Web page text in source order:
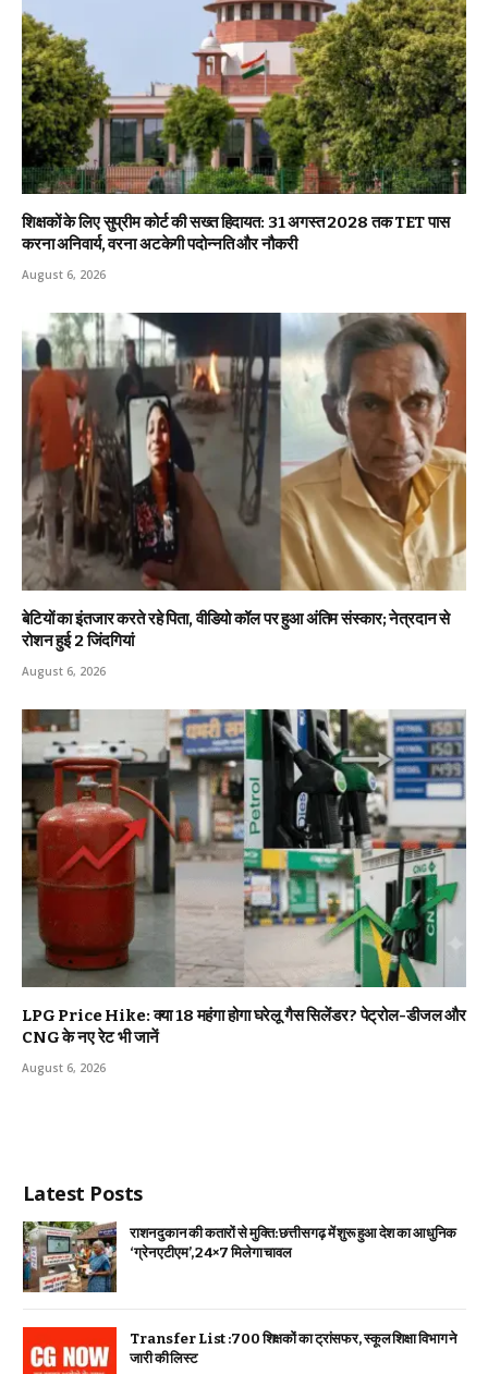
शिक्षकों के लिए सुप्रीम कोर्ट की सख्त हिदायत: 31 अगस्त 2028 तक TET पास
करना अनिवार्य, वरना अटकेगी पदोन्नति और नौकरी
August 6, 2026
बेटियों का इंतजार करते रहे पिता, वीडियो कॉल पर हुआ अंतिम संस्कार; नेत्रदान से
रोशन हुई 2 जिंदगियां
August 6, 2026
LPG Price Hike: क्या ₹18 महंगा होगा घरेलू गैस सिलेंडर? पेट्रोल-डीजल और
CNG के नए रेट भी जानें
August 6, 2026
Latest Posts
राशन दुकान की कतारों से मुक्ति: छत्तीसगढ़ में शुरू हुआ देश का आधुनिक
‘ग्रेन एटीएम’, 24×7 मिलेगा चावल
Transfer List :700 शिक्षकों का ट्रांसफर, स्कूल शिक्षा विभाग ने
जारी की लिस्ट